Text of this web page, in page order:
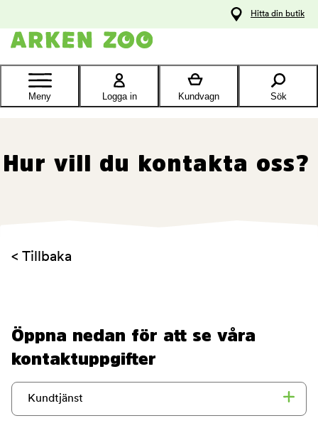
Kontakta
Hitta din butik
Meny Logga in Kundvagn Sök
Hur vill du kontakta oss?
< Tillbaka
Öppna nedan för att se våra
kontaktuppgifter
Kundtjänst